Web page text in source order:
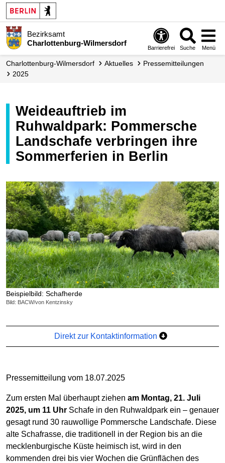
Bezirksamt
Charlottenburg-Wilmersdorf
Barrierefrei Suche Menü
Charlottenburg-Wilmersdorf Aktuelles
Presse­mitteilungen
2025
Weideauftrieb im
Ruhwaldpark: Pommersche
Landschafe verbringen ihre
Sommerferien in Berlin
Beispielbild: Schafherde
Bild: BACW/von Kentzinsky
Direkt zur Kontaktinformation
Pressemitteilung vom 18.07.2025
Zum ersten Mal überhaupt ziehen am Montag, 21. Juli
2025, um 11 Uhr Schafe in den Ruhwaldpark ein – genauer
gesagt rund 30 rauwollige Pommersche Landschafe. Diese
alte Schafrasse, die traditionell in der Region bis an die
mecklenburgische Küste heimisch ist, wird in den
kommenden drei bis vier Wochen die Grünflächen des